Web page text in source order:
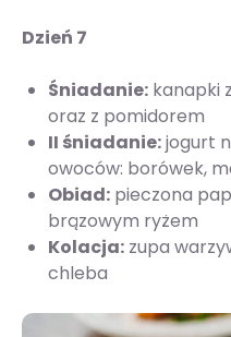
Dzień 7
Śniadanie: kanapki
oraz z pomidorem
II śniadanie:jogurt
owoców: borówek,
Obiad: pieczona
brązowym ryżem
Kolacja: zupa
chleba